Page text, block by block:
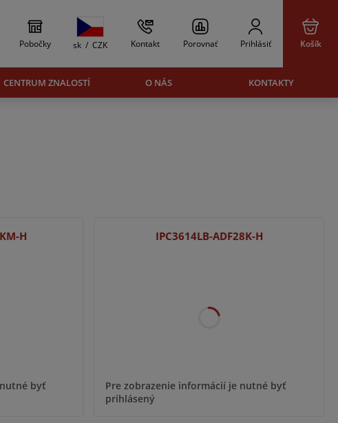
Pobočky sk / CZK Kontakt Porovnať Prihlásiť Košík
CENTRUM ZNALOSTÍ O NÁS KONTAKTY
H
byť
IPC3614LB-ADF28K-H
Pre zobrazenie informácií je nutné byť
prihlásený